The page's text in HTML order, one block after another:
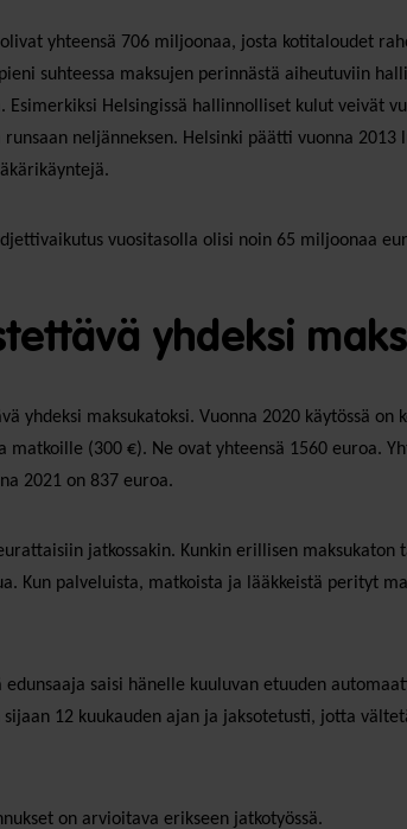
yhteensä 706 miljoonaa, josta kotitaloudet
suhteessa maksujen perinnästä aiheutuviin
Helsingissä hallinnolliset kulut veivät
neljänneksen. Helsinki päätti vuonna 2013
vuositasolla olisi noin 65 miljoonaa
yhdeksi
yhdeksi maksukatoksi. Vuonna 2020 käytössä on
(300 €). Ne ovat yhteensä 1560 euroa.
2021 on 837 euroa.
jatkossakin. Kunkin erillisen maksukaton
Kun palveluista, matkoista ja lääkkeistä perityt
saisi hänelle kuuluvan etuuden
12 kuukauden ajan ja jaksotetusti, jotta
on arvioitava erikseen jatkotyössä.